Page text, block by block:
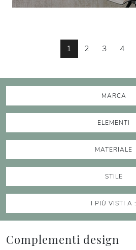
1 2 3 4
MARCA
ELEMENTI
MATERIALE
STILE
I PIÙ VISTI A :
Complementi design